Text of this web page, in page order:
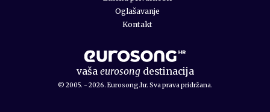
vaša eurosongdestinacija
© 2005. - 2026. Eurosong.hr. Sva prava pridržana.
Oglašavanje
Kontakt